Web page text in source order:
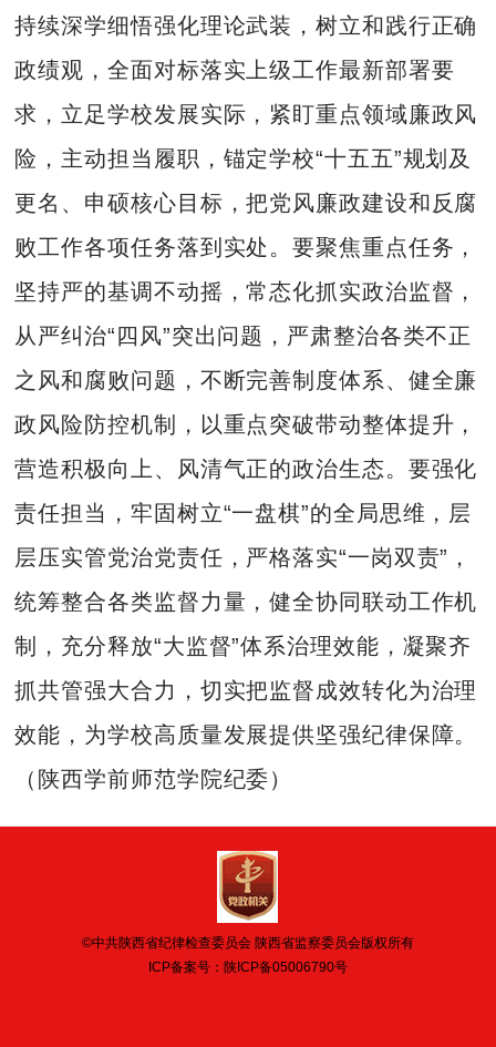
持续深学细悟强化理论武装，树立和践行正确
政绩观，全面对标落实上级工作最新部署要
求，立足学校发展实际，紧盯重点领域廉政风
险，主动担当履职，锚定学校“十五五”规划及
更名、申硕核心目标，把党风廉政建设和反腐
败工作各项任务落到实处。要聚焦重点任务，
坚持严的基调不动摇，常态化抓实政治监督，
从严纠治“四风”突出问题，严肃整治各类不正
之风和腐败问题，不断完善制度体系、健全廉
政风险防控机制，以重点突破带动整体提升，
营造积极向上、风清气正的政治生态。要强化
责任担当，牢固树立“一盘棋”的全局思维，层
层压实管党治党责任，严格落实“一岗双责”，
统筹整合各类监督力量，健全协同联动工作机
制，充分释放“大监督”体系治理效能，凝聚齐
抓共管强大合力，切实把监督成效转化为治理
效能，为学校高质量发展提供坚强纪律保障。
（陕西学前师范学院纪委）
©中共陕西省纪律检查委员会 陕西省监察委员会版权所有
ICP备案号： 陕ICP备05006790号